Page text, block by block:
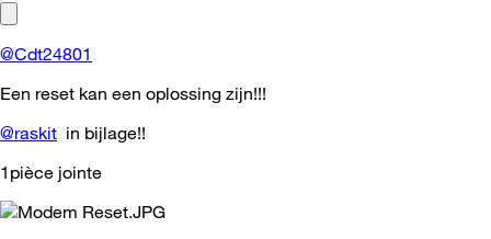
@Cdt24801
Een reset kan een oplossing zijn!!!
@raskit in bijlage!!
1pièce jointe